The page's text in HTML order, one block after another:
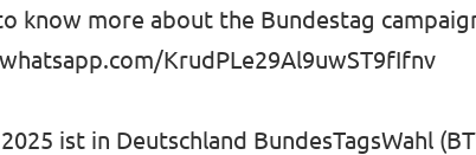
know more about the Bundestag
KrudPLe29Al9uwST9fIfnv
ist in Deutschland BundesTagsWahl